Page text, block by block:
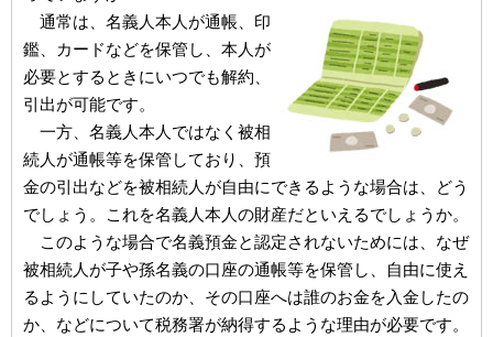
通常は、名義人本人が通帳、印
鑑、カードなどを保管し、本人が
必要とするときにいつでも解約、
引出が可能です。
一方、名義人本人ではなく被相
続人が通帳等を保管しており、預
金の引出などを被相続人が自由にできるような場合は、どう
でしょう。これを名義人本人の財産だといえるでしょうか。
このような場合で名義預金と認定されないためには、なぜ
被相続人が子や孫名義の口座の通帳等を保管し、自由に使え
るようにしていたのか、その口座へは誰のお金を入金したの
か、などについて税務署が納得するような理由が必要です。